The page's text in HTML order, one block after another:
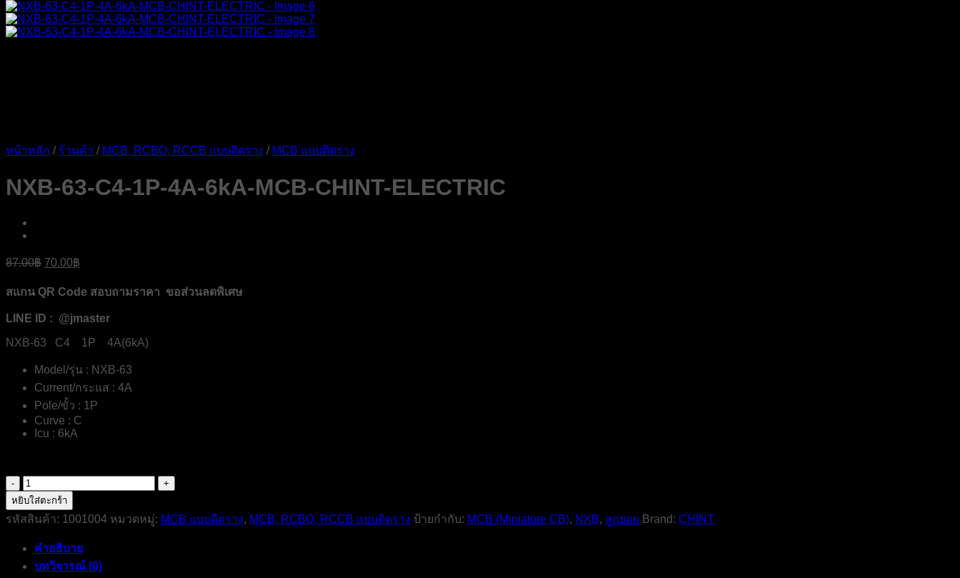
หน้าหลัก / ร้านค้า / MCB, RCBO, RCCB แบบติดราง / MCB แบบติดราง
NXB-63-C4-1P-4A-6kA-MCB-CHINT-ELECTRIC
87.00฿ Original
price
was:
87.00฿.
70.00฿
price
is:
สแกน QR Code สอบถามราคา ขอส่วนลดพิเศษ
LINE ID : @jmaster
NXB-63 C4 1P 4A(6kA)
Model/รุ่น : NXB-63
Current/กระแส : 4A
Pole/ขั้ว : 1P
Curve : C
Icu : 6kA
จำนวน
NXB-
63-
C4-
4A-
6kA-
หยิบใส่ตะกร้า
รหัสสินค้า: 1001004 หมวดหมู่: MCB แบบติดราง, MCB, RCBO, RCCB แบบติดราง ป้ายกำกับ: MCB (Miniature CB), NXB, ลูกย่อย Brand: CHINT
คำอธิบาย
บทวิจารณ์ (0)